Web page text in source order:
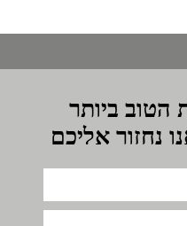
הטוב ביותר
נחזור אליכם